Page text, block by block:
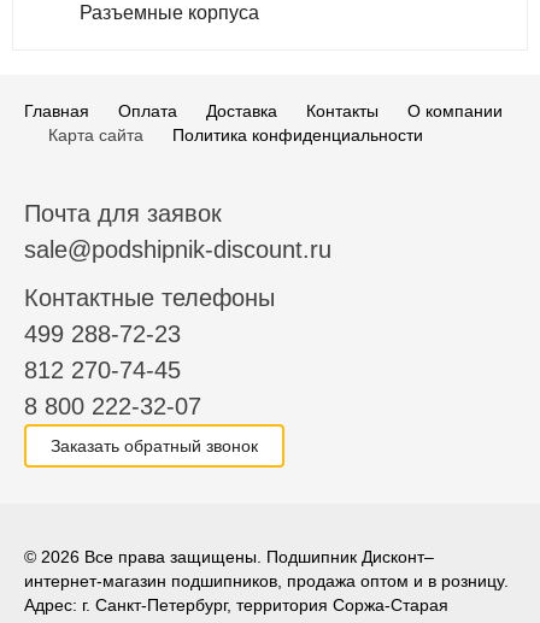
Разъемные корпуса
Главная Оплата Доставка Контакты
О компании
Карта сайта
Политика конфиденциальности
Почта для заявок
sale@podshipnik-discount.ru
Контактные телефоны
499 288-72-23
812 270-74-45
8 800 222-32-07
Заказать обратный звонок
© 2026 Все права защищены. Подшипник Дисконт–
интернет-магазин подшипников, продажа оптом и в розницу.
Адрес: г. Санкт-Петербург, территория Соржа-Старая